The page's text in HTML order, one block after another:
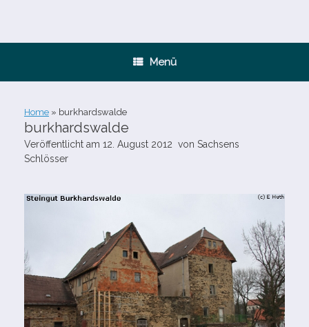
Menü
Home » burkhardswalde
burkhardswalde
Veröffentlicht am 12. August 2012 von Sachsens
Schlösser